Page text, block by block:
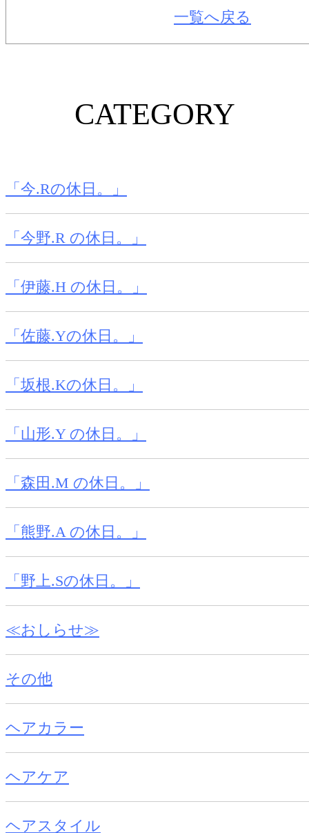
一覧へ戻る
CATEGORY
「今.Rの休日。」
「今野.R の休日。」
「伊藤.H の休日。」
「佐藤.Yの休日。」
「坂根.Kの休日。」
「山形.Y の休日。」
「森田.M の休日。」
「熊野.A の休日。」
「野上.Sの休日。」
≪おしらせ≫
その他
ヘアカラー
ヘアケア
ヘアスタイル